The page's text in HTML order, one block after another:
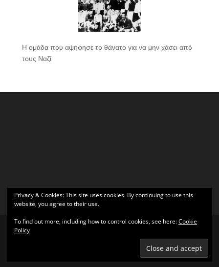
Η ομάδα που αψήφησε το θάνατο για να μην χάσει από
τους Ναζί
| Υποστηρίζεται από
Privacy & Cookies: This site uses cookies. By continuing to use this
website, you agree to their use.
To find out more, including how to control cookies, see here:Cookie
Policy